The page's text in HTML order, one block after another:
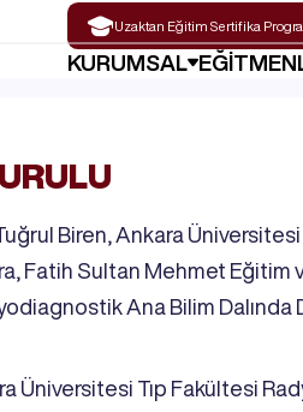
KURUMSAL
Biren, Ankara Üniversitesi
Fatih Sultan Mehmet Eğitim
Ana Bilim Dalında
Üniversitesi Tıp Fakültesi